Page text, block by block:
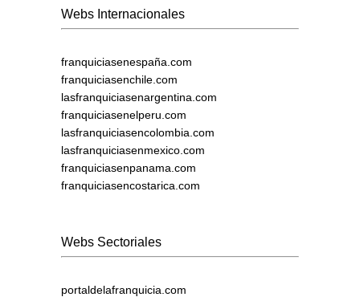
Webs Internacionales
franquiciasenespaña.com
franquiciasenchile.com
lasfranquiciasenargentina.com
franquiciasenelperu.com
lasfranquiciasencolombia.com
lasfranquiciasenmexico.com
franquiciasenpanama.com
franquiciasencostarica.com
Webs Sectoriales
portaldelafranquicia.com